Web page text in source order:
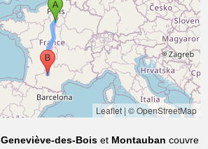
Leaflet| © OpenStreetMap
des-Bois et Montauban couvre